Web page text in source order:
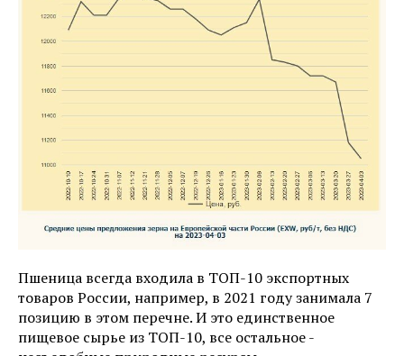
Пшеница всегда входила в ТОП-10 экспортных
товаров России, например, в 2021 году занимала 7
позицию в этом перечне. И это единственное
пищевое сырье из ТОП-10, все остальное -